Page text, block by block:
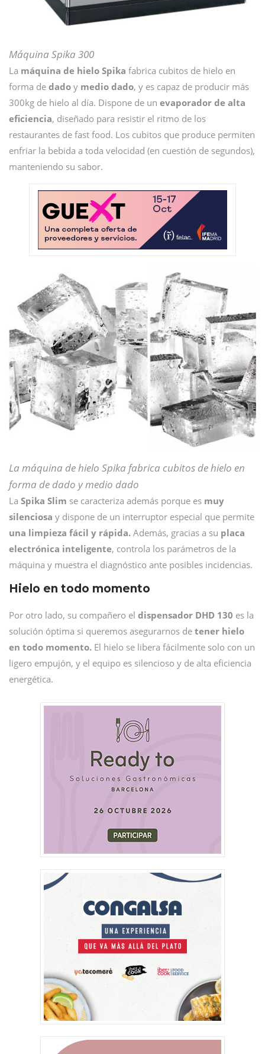
Máquina Spika 300
La máquina de hielo Spika fabrica cubitos de hielo en
forma de dado y medio dado, y es capaz de producir más
300kg de hielo al día. Dispone de un evaporador de alta
eficiencia, diseñado para resistir el ritmo de los
restaurantes de fast food. Los cubitos que produce permiten
enfriar la bebida a toda velocidad (en cuestión de segundos),
manteniendo su sabor.
La máquina de hielo Spika fabrica cubitos de hielo en
forma de dado y medio dado
La Spika Slim se caracteriza además porque es muy
silenciosa y dispone de un interruptor especial que permite
una limpieza fácil y rápida. Además, gracias a su placa
electrónica inteligente, controla los parámetros de la
máquina y muestra el diagnóstico ante posibles incidencias.
Hielo en todo momento
Por otro lado, su compañero el dispensador DHD 130 es la
solución óptima si queremos asegurarnos de tener hielo
en todo momento. El hielo se libera fácilmente solo con un
ligero empujón, y el equipo es silencioso y de alta eficiencia
energética.